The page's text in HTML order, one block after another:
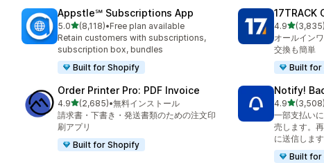
Appstle℠ Subscriptions App
5.05つ星中
(8,118)
合計レビュー数：8118件
•Free plan available
Retain customers with subscriptions,
subscription box, bundles
Built for Shopify
17TRACK
4.95つ星中
(3,835)
合計レビュ
オールイン
交換も簡単
Built for
Order Printer Pro: PDF Invoice
4.95つ星中
(2,685)
合計レビュー数：2685件
•無料インストール
請求書・下書き・発送書類のための注文印
刷アプリ
Built for Shopify
Notify!
4.95つ星中
(3,508)
合計レビュ
一部支払い
売します。
に送信します
Built for